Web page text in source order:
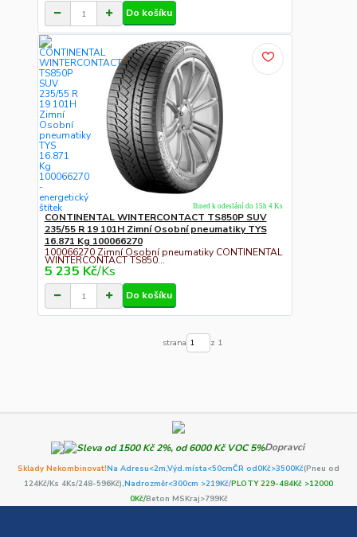
Do košíku
CONTINENTAL WINTERCONTACT TS850P SUV
235/55 R 19 101H Zimní Osobní pneumatiky TYS
16.871 Kg 100066270
100066270 Zimní Osobní pneumatiky CONTINENTAL
WINTERCONTACT TS850...
5 235 Kč/Ks
Ihned k odeslání do 15h 4 Ks
Do košíku
strana z 1
Dopravci
Sklady Nekombinovat!Na Adresu<2m,Výd.místa<50cmČR od0Kč>3500Kč(Pneu od
124Kč/Ks 4Ks/248-596Kč),Nadrozměr<300cm >219Kč/PLOTY 229-484Kč >12000
0Kč/Beton MSKraj>799Kč